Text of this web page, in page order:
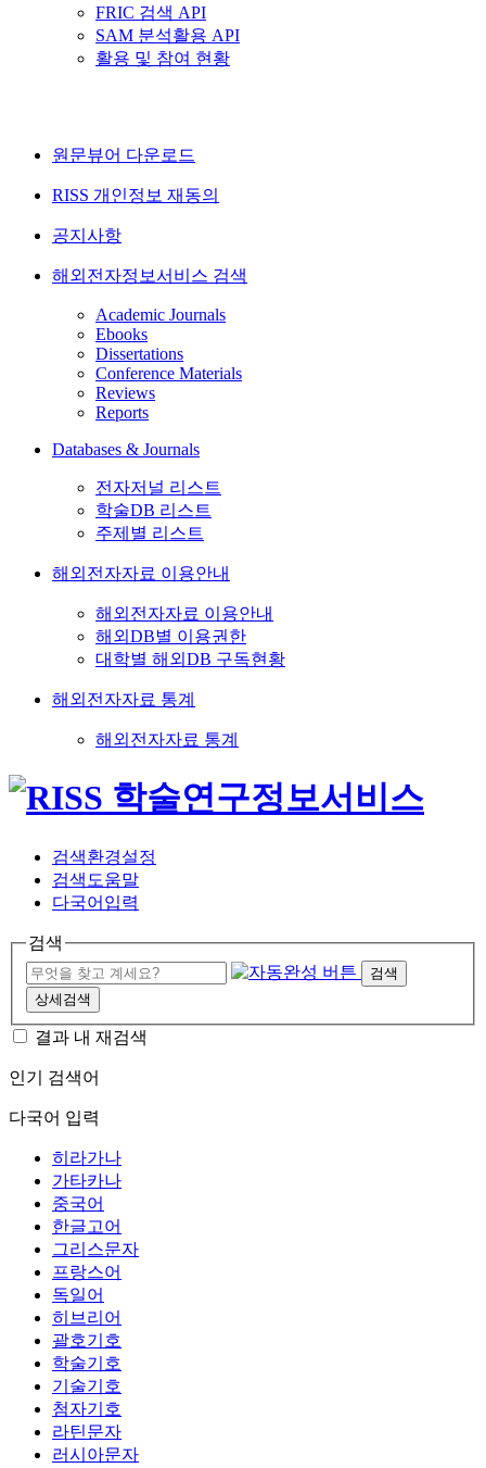
FRIC 검색 API
SAM 분석활용 API
활용 및 참여 현황
원문뷰어 다운로드
RISS 개인정보 재동의
공지사항
해외전자정보서비스 검색
Academic Journals
Ebooks
Dissertations
Conference Materials
Reviews
Reports
Databases & Journals
전자저널 리스트
학술DB 리스트
주제별 리스트
해외전자자료 이용안내
해외전자자료 이용안내
해외DB별 이용권한
대학별 해외DB 구독현황
해외전자자료 통계
해외전자자료 통계
검색환경설정
검색도움말
다국어입력
검색
검색
상세검색
결과 내 재검색
인기 검색어
다국어 입력
히라가나
가타카나
중국어
한글고어
그리스문자
프랑스어
독일어
히브리어
괄호기호
학술기호
기술기호
첨자기호
라틴문자
러시아문자